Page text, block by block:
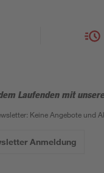
Laufenden mit
Keine Angebote und
Anmeldung